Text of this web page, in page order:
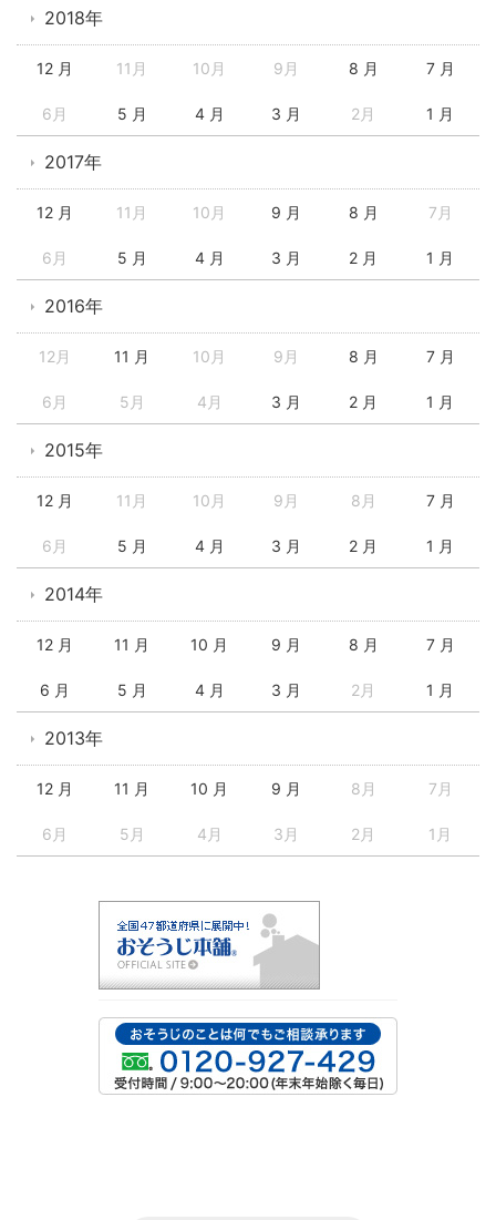
2018年
12 月 11月 10月 9月 8 月 7 月
6月 5 月 4 月 3 月 2月 1 月
2017年
12 月 11月 10月 9 月 8 月 7月
6月 5 月 4 月 3 月 2 月 1 月
2016年
12月 11 月 10月 9月 8 月 7 月
6月 5月 4月 3 月 2 月 1 月
2015年
12 月 11月 10月 9月 8月 7 月
6月 5 月 4 月 3 月 2 月 1 月
2014年
12 月 11 月 10 月 9 月 8 月 7 月
6 月 5 月 4 月 3 月 2月 1 月
2013年
12 月 11 月 10 月 9 月 8月 7月
6月 5月 4月 3月 2月 1月